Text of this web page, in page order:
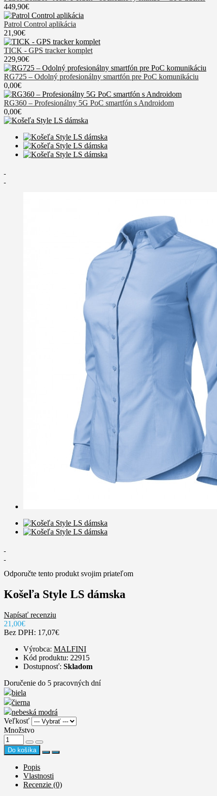
449,90€
Patrol Control aplikácia
21,90€
TICK - GPS tracker komplet
229,90€
RG725 – Odolný profesionálny smartfón pre PoC komunikáciu
0,00€
RG360 – Profesionálny 5G PoC smartfón s Androidom
0,00€
Odporučte tento produkt svojim priateľom
Košeľa Style LS dámska
Napísať recenziu
21,00€
Bez DPH: 17,07€
Výrobca: MALFINI
Kód produktu: 22915
Dostupnosť: Skladom
Doručenie do 5 pracovných dní
biela
čierna
nebeská modrá
Veľkosť
Množstvo
Do košíka
Popis
Vlastnosti
Recenzie (0)